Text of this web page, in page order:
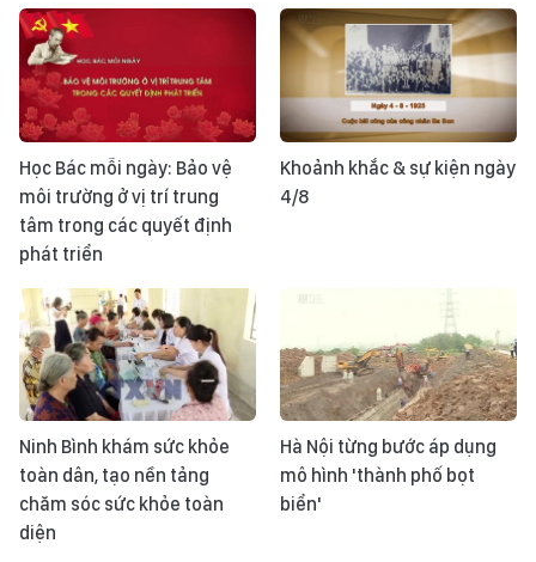
Học Bác mỗi ngày: Bảo vệ
môi trường ở vị trí trung
tâm trong các quyết định
phát triển
Khoảnh khắc & sự kiện ngày
4/8
Ninh Bình khám sức khỏe
toàn dân, tạo nền tảng
chăm sóc sức khỏe toàn
diện
Hà Nội từng bước áp dụng
mô hình 'thành phố bọt
biển'